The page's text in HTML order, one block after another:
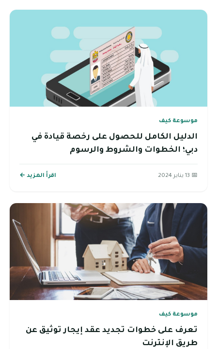
موسوعة كيف
الدليل الكامل للحصول على رخصة قيادة في
دبي؛ الخطوات والشروط والرسوم
📅 13 يناير 2024 اقرأ المزيد ←
موسوعة كيف
تعرف على خطوات تجديد عقد إيجار توثيق عن
طريق الإنترنت